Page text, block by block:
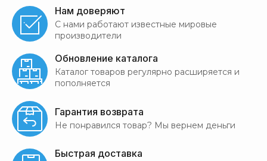
Нам доверяют
С нами работают известные мировые
производители
Обновление каталога
Каталог товаров регулярно расширяется и
пополняется
Гарантия возврата
Не понравился товар? Мы вернем деньги
Быстрая доставка